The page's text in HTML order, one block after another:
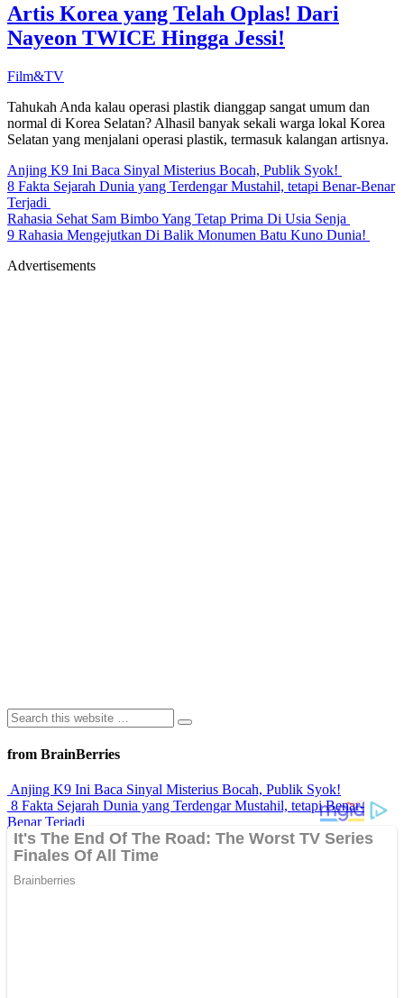
Artis Korea yang Telah Oplas! Dari
Nayeon TWICE Hingga Jessi!
Film&TV
Tahukah Anda kalau operasi plastik dianggap sangat umum dan
normal di Korea Selatan? Alhasil banyak sekali warga lokal Korea
Selatan yang menjalani operasi plastik, termasuk kalangan artisnya.
Anjing K9 Ini Baca Sinyal Misterius Bocah, Publik Syok!
8 Fakta Sejarah Dunia yang Terdengar Mustahil, tetapi Benar-Benar
Terjadi
Rahasia Sehat Sam Bimbo Yang Tetap Prima Di Usia Senja
9 Rahasia Mengejutkan Di Balik Monumen Batu Kuno Dunia!
Advertisements
from BrainBerries
Anjing K9 Ini Baca Sinyal Misterius Bocah, Publik Syok!
8 Fakta Sejarah Dunia yang Terdengar Mustahil, tetapi Benar-
Benar Terjadi
Rahasia Sehat Sam Bimbo Yang Tetap Prima Di Usia Senja
9 Rahasia Mengejutkan Di Balik Monumen Batu Kuno Dunia!